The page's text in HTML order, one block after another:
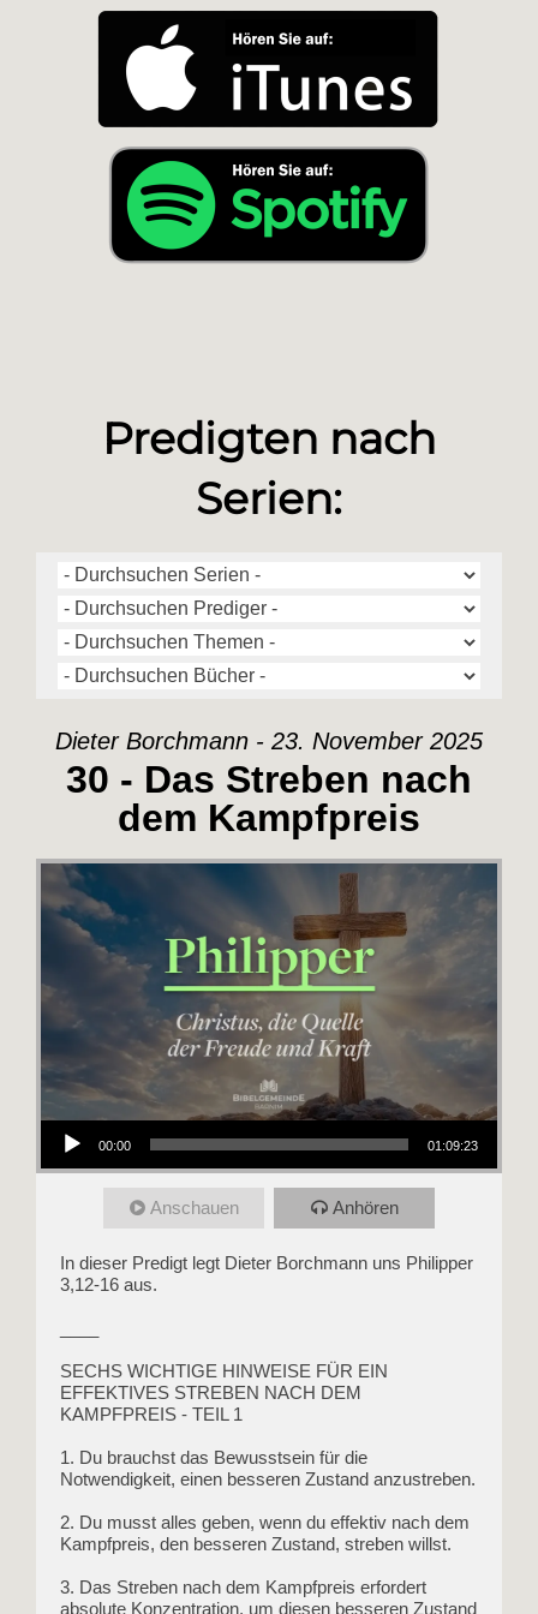
Predigten nach
Serien:
Dieter Borchmann - 23. November 2025
30 - Das Streben nach
dem Kampfpreis
Audio-Player
00:00 01:09:23
Anschauen Anhören
In dieser Predigt legt Dieter Borchmann uns Philipper
3,12-16 aus.
SECHS WICHTIGE HINWEISE FÜR EIN
EFFEKTIVES STREBEN NACH DEM
KAMPFPREIS - TEIL 1
1. Du brauchst das Bewusstsein für die
Notwendigkeit, einen besseren Zustand anzustreben.
2. Du musst alles geben, wenn du effektiv nach dem
Kampfpreis, den besseren Zustand, streben willst.
3. Das Streben nach dem Kampfpreis erfordert
absolute Konzentration, um diesen besseren Zustand